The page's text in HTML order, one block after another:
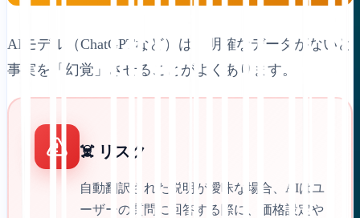
AIモデル（ChatGPTなど）は、明確なデータがないと
事実を「幻覚」させることがよくあります。
☠️ リスク
自動翻訳された説明が曖昧な場合、AIはユ
ーザーの質問に回答する際に、価格設定や